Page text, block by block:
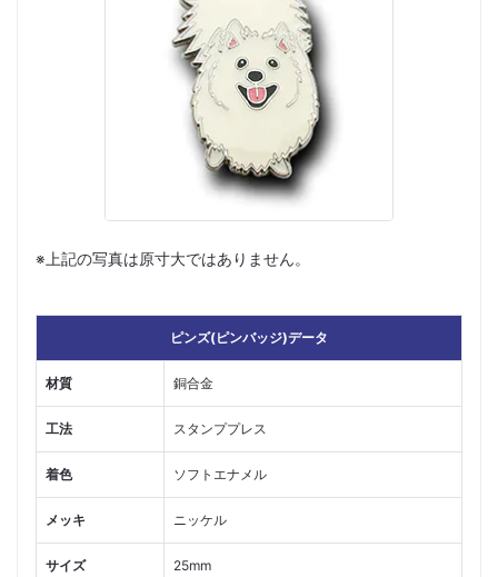
※上記の写真は原寸大ではありません。
ピンズ(ピンバッジ)データ
材質 銅合金
工法 スタンププレス
着色 ソフトエナメル
メッキ ニッケル
サイズ 25mm